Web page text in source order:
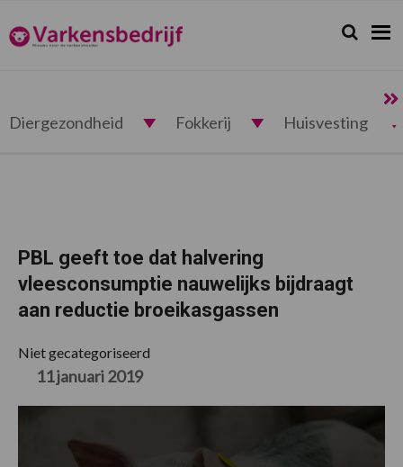
de
hoofdnavigatie
de
hoofd
de
eerste
de
voettekst
Varkensbedrijf.nl Zoeken...
Zoek
Diergezondheid Fokkerij Huisvesting
PBL geeft toe dat halvering
vleesconsumptie nauwelijks bijdraagt
aan reductie broeikasgassen
Niet gecategoriseerd
11 januari 2019